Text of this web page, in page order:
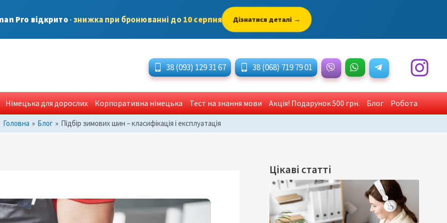
Pro відкрито ·знижка при бронюванні до 10 серпня Дізнатися деталі →
38 (093) 129 31 67 38 (068) 719 79 01
Німецька для дорослих Корпоративна німецька Тест на знання мови Акція! Подарунок 500 грн. Блог Робота
Головна » Блог » Підбір зимових шин – класифікація і експлуатація
Цікаві статті